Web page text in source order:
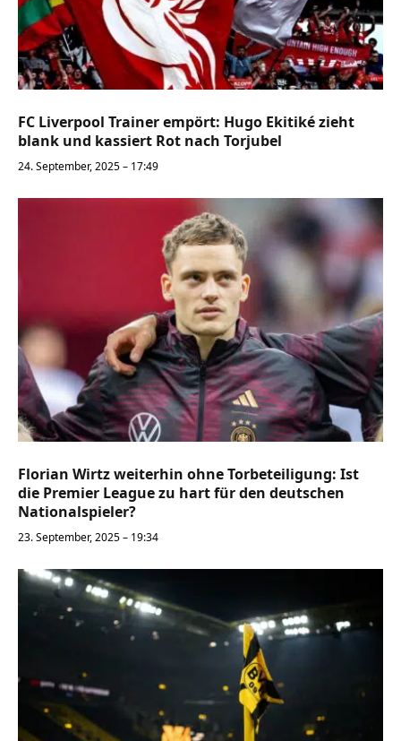
FC Liverpool Trainer empört: Hugo Ekitiké zieht
blank und kassiert Rot nach Torjubel
24. September, 2025 – 17:49
Florian Wirtz weiterhin ohne Torbeteiligung: Ist
die Premier League zu hart für den deutschen
Nationalspieler?
23. September, 2025 – 19:34